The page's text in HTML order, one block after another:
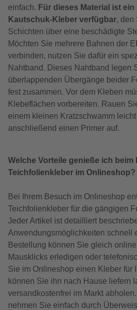
einfach. Für dieses Material ist
Kautschuk-Kleber verfügbar, den
Schichten über eine beschädigte
Möchten Sie mehrere Bahnen der
verbinden, nutzen Sie dafür ein
Nahtband. Dieses Nahtband legen
überlappenden Übergänge beider
fest zusammen. Vor dem Kleben
Klebeflächen vorbereiten. Rauen
einem kleinen Kratzschwamm
anschließend einen Primer auf.
Welche Vorteile genieße ich beim
Teichfolienkleber im Onlineshop?
Bei Ihrem Besuch im Onlineshop
Teichfolienkleber für die gängigen
Jeder Artikel ist detailliert
Anwendungsmöglichkeiten schnell
Bestellung können Sie gleich
Mausklicks erledigen oder
Sie im Onlineshop einen Kleber für
können Sie ihn nach Hause liefern
versandkostenfrei im Markt
nehmen Sie einfach durch